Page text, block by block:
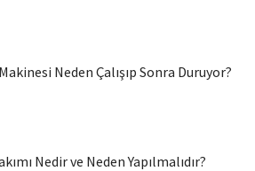
Neden Çalışıp Sonra Duruyor?
Nedir ve Neden Yapılmalıdır?